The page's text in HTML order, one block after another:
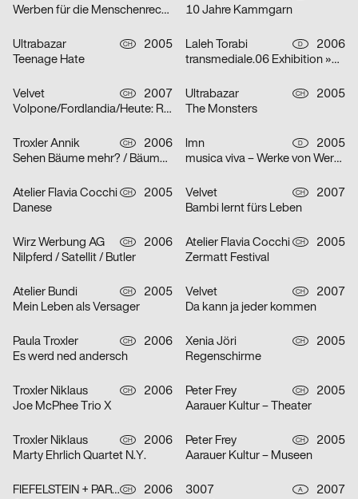
Werben für die Menschenrechte
10 Jahre Kammgarn
Ultrabazar CH
2005
Teenage Hate
Laleh Torabi D
2006
transmediale.06 Exhibition »Smile Machines«
Velvet CH
2007
Volpone/Fordlandia/Heute: Raum Lumina/Die Nibelungen
Ultrabazar CH
2005
The Monsters
Troxler Annik CH
2006
Sehen Bäume mehr? / Bäume sehen Meer… / Meer Bäume Seen!
lmn D
2005
musica viva – Werke von Werner Heider, Martin Smolka und Peter Eötvös
Atelier Flavia Cocchi CH
2005
Danese
Velvet CH
2007
Bambi lernt fürs Leben
Wirz Werbung AG CH
2006
Nilpferd / Satellit / Butler
Atelier Flavia Cocchi CH
2005
Zermatt Festival
Atelier Bundi CH
2005
Mein Leben als Versager
Velvet CH
2007
Da kann ja jeder kommen
Paula Troxler CH
2006
Es werd ned andersch
Xenia Jöri CH
2005
Regenschirme
Troxler Niklaus CH
2006
Joe McPhee Trio X
Peter Frey CH
2005
Aarauer Kultur – Theater
Troxler Niklaus CH
2006
Marty Ehrlich Quartet N.Y.
Peter Frey CH
2005
Aarauer Kultur – Museen
FIEFELSTEIN + PARTNER – BUREAU FÜR VISUELLE KOMMUNIKATION CH
2006
3007 A
2007